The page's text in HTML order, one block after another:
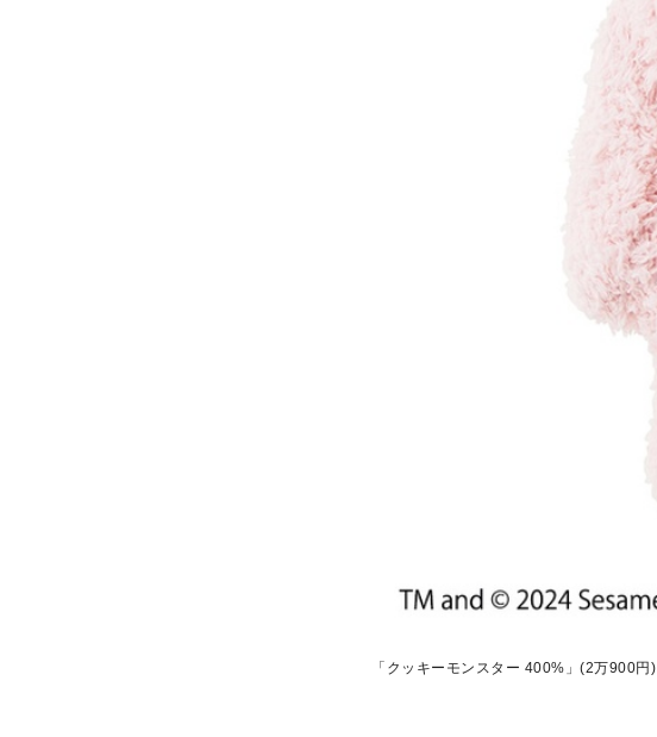
「クッキーモンスター 400%」(2万900円)